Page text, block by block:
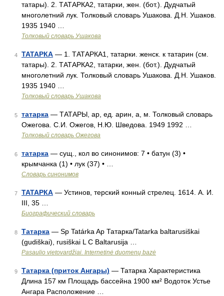
татары). 2. ТАТАРКА2, татарки, жен. (бот.). Дудчатый
многолетний лук. Толковый словарь Ушакова. Д.Н. Ушаков.
1935 1940 …
Толковый словарь Ушакова
4 ТАТАРКА — 1. ТАТАРКА1, татарки. женск. к татарин (см.
татары). 2. ТАТАРКА2, татарки, жен. (бот.). Дудчатый
многолетний лук. Толковый словарь Ушакова. Д.Н. Ушаков.
1935 1940 …
Толковый словарь Ушакова
5 татарка — ТАТАРЫ, ар, ед. арин, а, м. Толковый словарь
Ожегова. С.И. Ожегов, Н.Ю. Шведова. 1949 1992 …
Толковый словарь Ожегова
6 татарка — сущ., кол во синонимов: 7 • батун (3) •
крымчанка (1) • лук (37) • …
Словарь синонимов
7 ТАТАРКА — Устинов, терский конный стрелец. 1614. А. И.
III, 35 …
Биографический словарь
8 Татарка — Sp Tatárka Ap Татарка/Tatarka baltarusiškai
(gudiškai), rusiškai L C Baltarusija …
Pasaulio vietovardžiai. Internetinė duomenų bazė
9 Татарка (приток Ангары) — Татарка Характеристика
Длина 157 км Площадь бассейна 1900 км² Водоток Устье
Ангара Расположение …